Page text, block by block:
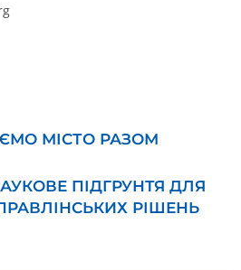
МІСТО РАЗОМ
ПІДГРУНТЯ ДЛЯ
РІШЕНЬ